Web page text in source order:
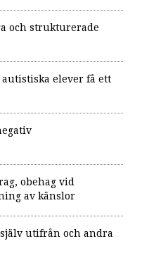
och strukturerade
elever få ett
obehag vid
av känslor
utifrån och andra